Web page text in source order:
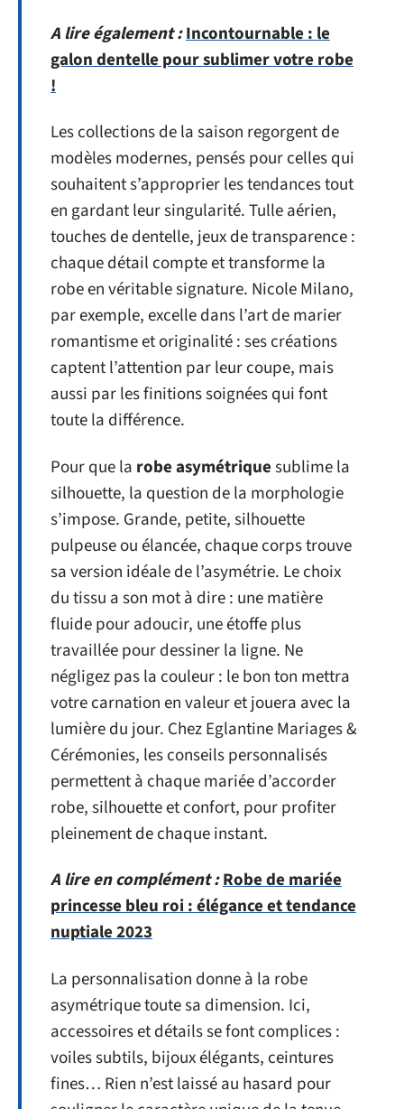
A lire également :Incontournable : le
galon dentelle pour sublimer votre robe
!
Les collections de la saison regorgent de
modèles modernes, pensés pour celles qui
souhaitent s’approprier les tendances tout
en gardant leur singularité. Tulle aérien,
touches de dentelle, jeux de transparence :
chaque détail compte et transforme la
robe en véritable signature. Nicole Milano,
par exemple, excelle dans l’art de marier
romantisme et originalité : ses créations
captent l’attention par leur coupe, mais
aussi par les finitions soignées qui font
toute la différence.
Pour que la robe asymétriquesublime la
silhouette, la question de la morphologie
s’impose. Grande, petite, silhouette
pulpeuse ou élancée, chaque corps trouve
sa version idéale de l’asymétrie. Le choix
du tissu a son mot à dire : une matière
fluide pour adoucir, une étoffe plus
travaillée pour dessiner la ligne. Ne
négligez pas la couleur : le bon ton mettra
votre carnation en valeur et jouera avec la
lumière du jour. Chez Eglantine Mariages &
Cérémonies, les conseils personnalisés
permettent à chaque mariée d’accorder
robe, silhouette et confort, pour profiter
pleinement de chaque instant.
A lire en complément :Robe de mariée
princesse bleu roi : élégance et tendance
nuptiale 2023
La personnalisation donne à la robe
asymétrique toute sa dimension. Ici,
accessoires et détails se font complices :
voiles subtils, bijoux élégants, ceintures
fines… Rien n’est laissé au hasard pour